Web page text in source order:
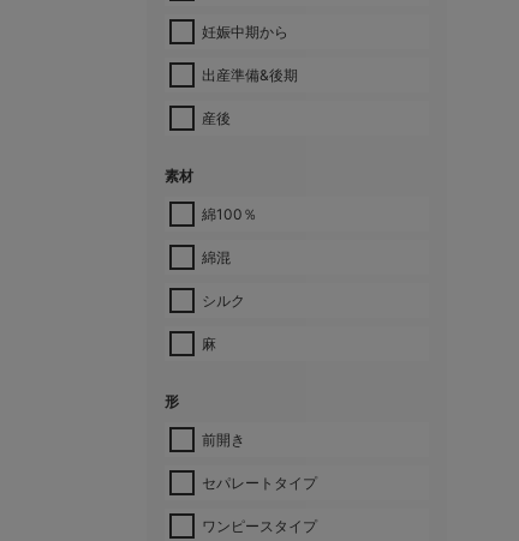
妊娠中期から
出産準備&後期
産後
素材
綿100％
綿混
シルク
麻
形
前開き
セパレートタイプ
ワンピースタイプ